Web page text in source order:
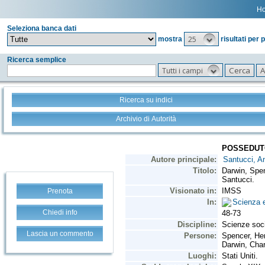
Seleziona banca dati
mostra
25 risultati per
Ricerca semplice
Tutti i campi
Ricerca su indici
Archivio di Autorità
Prenota
Chiedi info
Lascia un commento